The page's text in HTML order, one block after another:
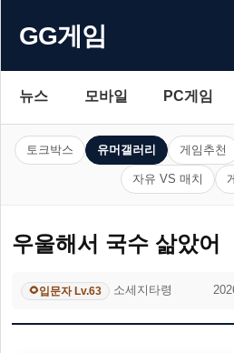
GG게임
뉴스 모바일 PC게임
토크박스 유머갤러리 게임추천
자유 VS 매치
우울해서 국수 삶았어
🌻입문자 Lv.63 소세지타령